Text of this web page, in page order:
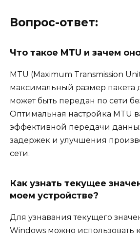
Вопрос-ответ:
Что такое MTU и зачем
MTU (Maximum Transmission
максимальный размер пакета
может быть передан по сети
Оптимальная настройка MTU
эффективной передачи
задержек и улучшения
сети.
Как узнать текущее
моем устройстве?
Для узнавания текущего
Windows можно использовать